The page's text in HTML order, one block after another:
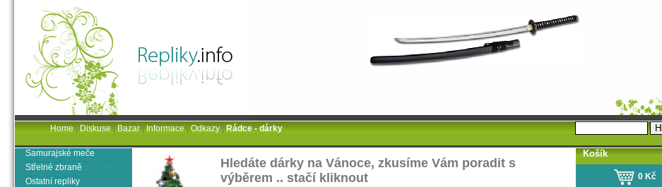
Hledáte dárky na Vánoce, zkusíme Vám poradit s
výběrem .. stačí kliknout
Samurajské meče
Střelné zbraně
Ostatní repliky
Košík
0 Kč
Home|Diskuse|Bazar|Informace|Odkazy|Rádce - dárky